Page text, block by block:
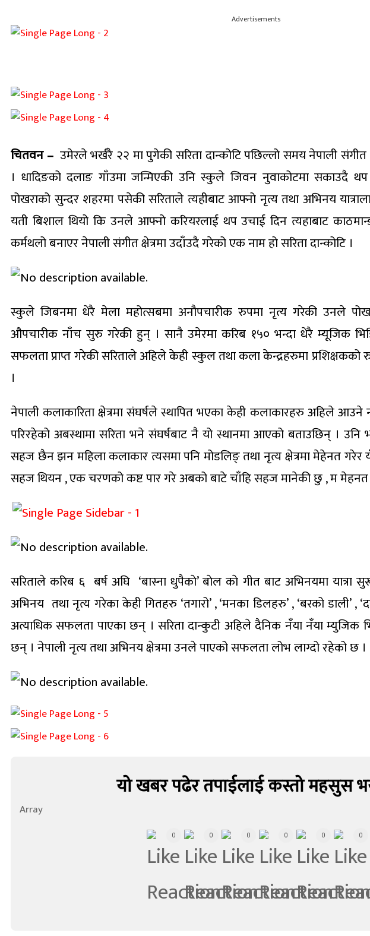
Advertisements
चितवन – उमेरले भर्खरै २२ मा पुगेकी सरिता दान्कोटि पछिल्लो समय नेपाली संगीत
। धादिङको दलाङ गाँउमा जन्मिएकी उनि स्कुले जिवन नुवाकोटमा सकाउदै
पोखराको सुन्दर शहरमा पसेकी सरिताले त्यहीबाट आफ्नो नृत्य तथा अभिनय
यती बिशाल थियो कि उनले आफ्नो करियरलाई थप उचाई दिन त्यहाबाट
कर्मथलो बनाएर नेपाली संगीत क्षेत्रमा उदाँउदै गरेको एक नाम हो सरिता दान्कोटि ।
स्कुले जिबनमा धेरै मेला महोत्सबमा अनौपचारीक रुपमा नृत्य गरेकी उनले
औपचारीक नाँच सुरु गरेकी हुन् । सानै उमेरमा करिब १५० भन्दा धेरै म्यूजिक
सफलता प्राप्त गरेकी सरिताले अहिले केही स्कुल तथा कला केन्द्रहरुमा
।
नेपाली कलाकारिता क्षेत्रमा संघर्षले स्थापित भएका केही कलाकारहरु अहिले
परिरहेको अबस्थामा सरिता भने संघर्षबाट नै यो स्थानमा आएको बताउछिन् ।
सहज छैन झन महिला कलाकार त्यसमा पनि मोडलिङ् तथा नृत्य क्षेत्रमा मेहेनत गरेर
सहज थियन , एक चरणको कष्ट पार गरे अबको बाटे चाँहि सहज मानेकी छु , म मेहनत
सरिताले करिब ६ बर्ष अघि ‘बास्ना धुपैकाे’ बाेल काे गीत बाट अभिनयमा
अभिनय तथा नृत्य गरेका केही गितहरु ‘तगारो’ , ‘मनका डिलहरु’ , ‘बरको डाली’
अत्याधिक सफलता पाएका छन् । सरिता दान्कुटी अहिले दैनिक नँया नँया म्युजिक
छन् । नेपाली नृत्य तथा अभिनय क्षेत्रमा उनले पाएको सफलता लोभ लाग्दो रहेको छ ।
यो खबर पढेर तपाईलाई कस्तो महसुस
Array
0 0 0 0 0 0